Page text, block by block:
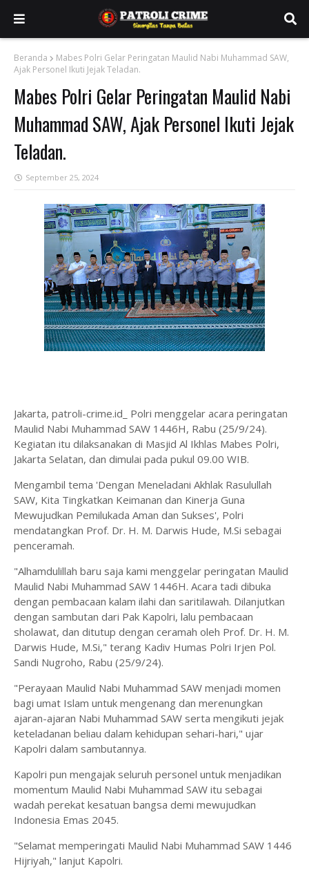
Beranda
Mabes Polri Gelar Peringatan Maulid Nabi Muhammad SAW,
Ajak Personel Ikuti Jejak Teladan.
Mabes Polri Gelar Peringatan Maulid Nabi
Muhammad SAW, Ajak Personel Ikuti Jejak
Teladan.
September 25, 2024
Jakarta, patroli-crime.id_ Polri menggelar acara peringatan
Maulid Nabi Muhammad SAW 1446H, Rabu (25/9/24).
Kegiatan itu dilaksanakan di Masjid Al Ikhlas Mabes Polri,
Jakarta Selatan, dan dimulai pada pukul 09.00 WIB.
Mengambil tema 'Dengan Meneladani Akhlak Rasulullah
SAW, Kita Tingkatkan Keimanan dan Kinerja Guna
Mewujudkan Pemilukada Aman dan Sukses', Polri
mendatangkan Prof. Dr. H. M. Darwis Hude, M.Si sebagai
penceramah.
"Alhamdulillah baru saja kami menggelar peringatan Maulid
Maulid Nabi Muhammad SAW 1446H. Acara tadi dibuka
dengan pembacaan kalam ilahi dan saritilawah. Dilanjutkan
dengan sambutan dari Pak Kapolri, lalu pembacaan
sholawat, dan ditutup dengan ceramah oleh Prof. Dr. H. M.
Darwis Hude, M.Si," terang Kadiv Humas Polri Irjen Pol.
Sandi Nugroho, Rabu (25/9/24).
"Perayaan Maulid Nabi Muhammad SAW menjadi momen
bagi umat Islam untuk mengenang dan merenungkan
ajaran-ajaran Nabi Muhammad SAW serta mengikuti jejak
keteladanan beliau dalam kehidupan sehari-hari," ujar
Kapolri dalam sambutannya.
Kapolri pun mengajak seluruh personel untuk menjadikan
momentum Maulid Nabi Muhammad SAW itu sebagai
wadah perekat kesatuan bangsa demi mewujudkan
Indonesia Emas 2045.
"Selamat memperingati Maulid Nabi Muhammad SAW 1446
Hijriyah," lanjut Kapolri.